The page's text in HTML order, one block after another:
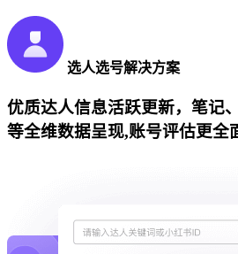
选人选号解决方案
优质达人信息活跃更新，笔记
等全维数据呈现,账号评估更全